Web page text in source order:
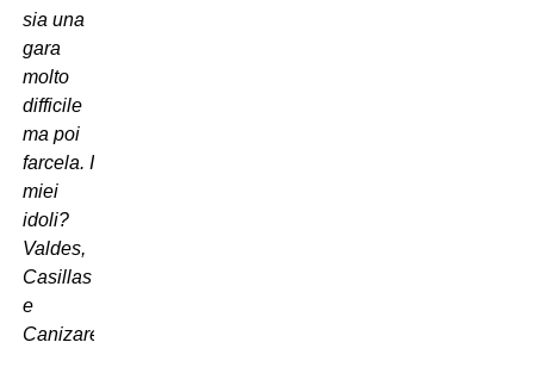
sia una
gara
molto
difficile
ma poi
farcela. I
miei
idoli?
Valdes,
Casillas
e
Canizares”.